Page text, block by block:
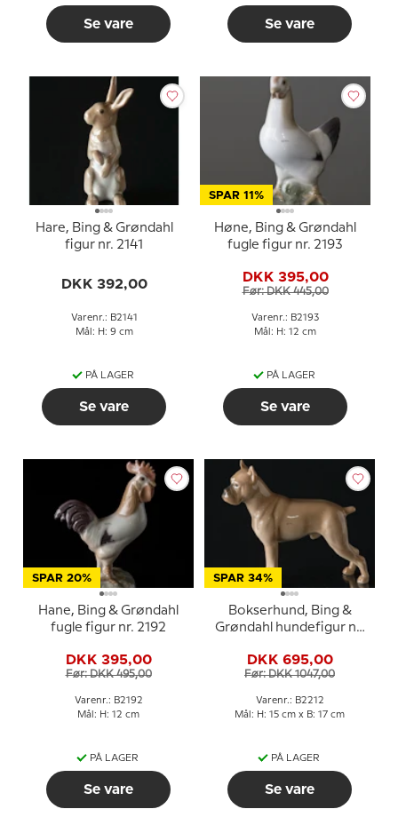
Se vare Se vare
Hare, Bing & Grøndahl
figur nr. 2141
DKK 392,00
Varenr.: B2141
Mål: H: 9 cm
PÅ LAGER
Se vare
SPAR 11%
Høne, Bing & Grøndahl
fugle figur nr. 2193
DKK 395,00
Før: DKK 445,00
Varenr.: B2193
Mål: H: 12 cm
PÅ LAGER
Se vare
SPAR 20%
Hane, Bing & Grøndahl
fugle figur nr. 2192
DKK 395,00
Før: DKK 495,00
Varenr.: B2192
Mål: H: 12 cm
PÅ LAGER
Se vare
SPAR 34%
Bokserhund, Bing &
Grøndahl hundefigur nr.
DKK 695,00
Før: DKK 1047,00
Varenr.: B2212
Mål: H: 15 cm x B: 17 cm
PÅ LAGER
Se vare